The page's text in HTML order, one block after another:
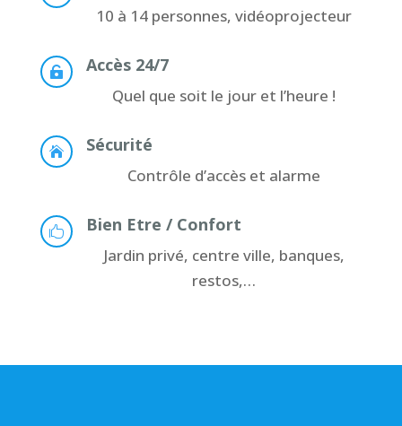
10 à 14 personnes, vidéoprojecteur
 Accès 24/7
Quel que soit le jour et l’heure !
 Sécurité
Contrôle d’accès et alarme
 Bien Etre / Confort
Jardin privé, centre ville, banques,
restos,…